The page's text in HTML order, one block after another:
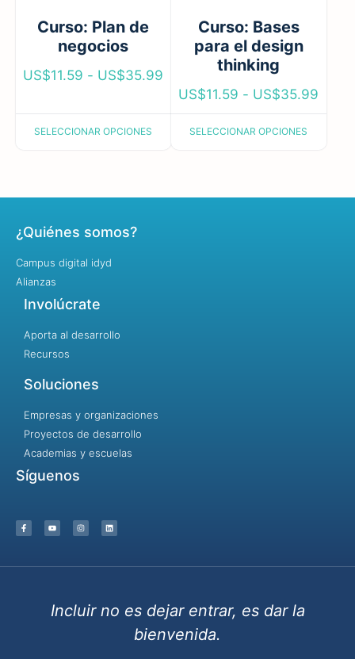
Curso: Plan de
negocios
US$11.59 - US$35.99
SELECCIONAR OPCIONES
Curso: Bases
para el design
thinking
US$11.59 - US$35.99
SELECCIONAR OPCIONES
¿Quiénes somos?
Campus digital idyd
Alianzas
Involúcrate
Aporta al desarrollo
Recursos
Soluciones
Empresas y organizaciones
Proyectos de desarrollo
Academias y escuelas
Síguenos
Incluir no es dejar entrar, es dar la
bienvenida.